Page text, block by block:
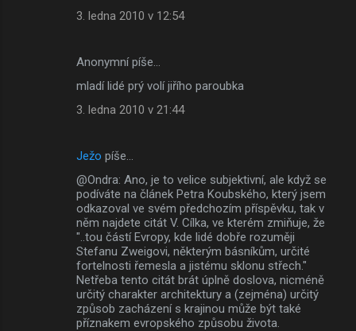
3. ledna 2010 v 12:54
Anonymní píše…
mladí lidé prý volí jiřího paroubka
3. ledna 2010 v 21:44
Ježo píše…
@Ondra: Ano, je to velice subjektivní, ale když se
podíváte na článek Petra Koubského, který jsem
odkazoval ve svém předchozím příspěvku, tak v
něm najdete citát V. Cílka, ve kterém zmiňuje, že
"..tou částí Evropy, kde lidé dobře rozuměji
Stefanu Zweigovi, některým básníkům, určité
fortelnosti řemesla a jistému sklonu střech."
Netřeba tento citát brát úplně doslova, nicméně
určitý charakter architektury a (zejména) určitý
způsob zacházení s krajinou může být také
příznakem evropského způsobu života.